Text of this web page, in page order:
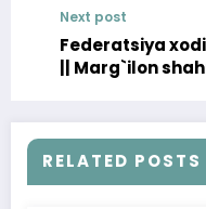
Next post
Federatsiya
|| Marg`ilon
RELATED POSTS